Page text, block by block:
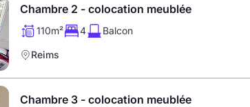
Chambre 2 - colocation meublée
110m² 4 Balcon
Reims
Chambre 3 - colocation meublée